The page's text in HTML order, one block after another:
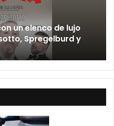
un elenco de lujo
Spregelburd y